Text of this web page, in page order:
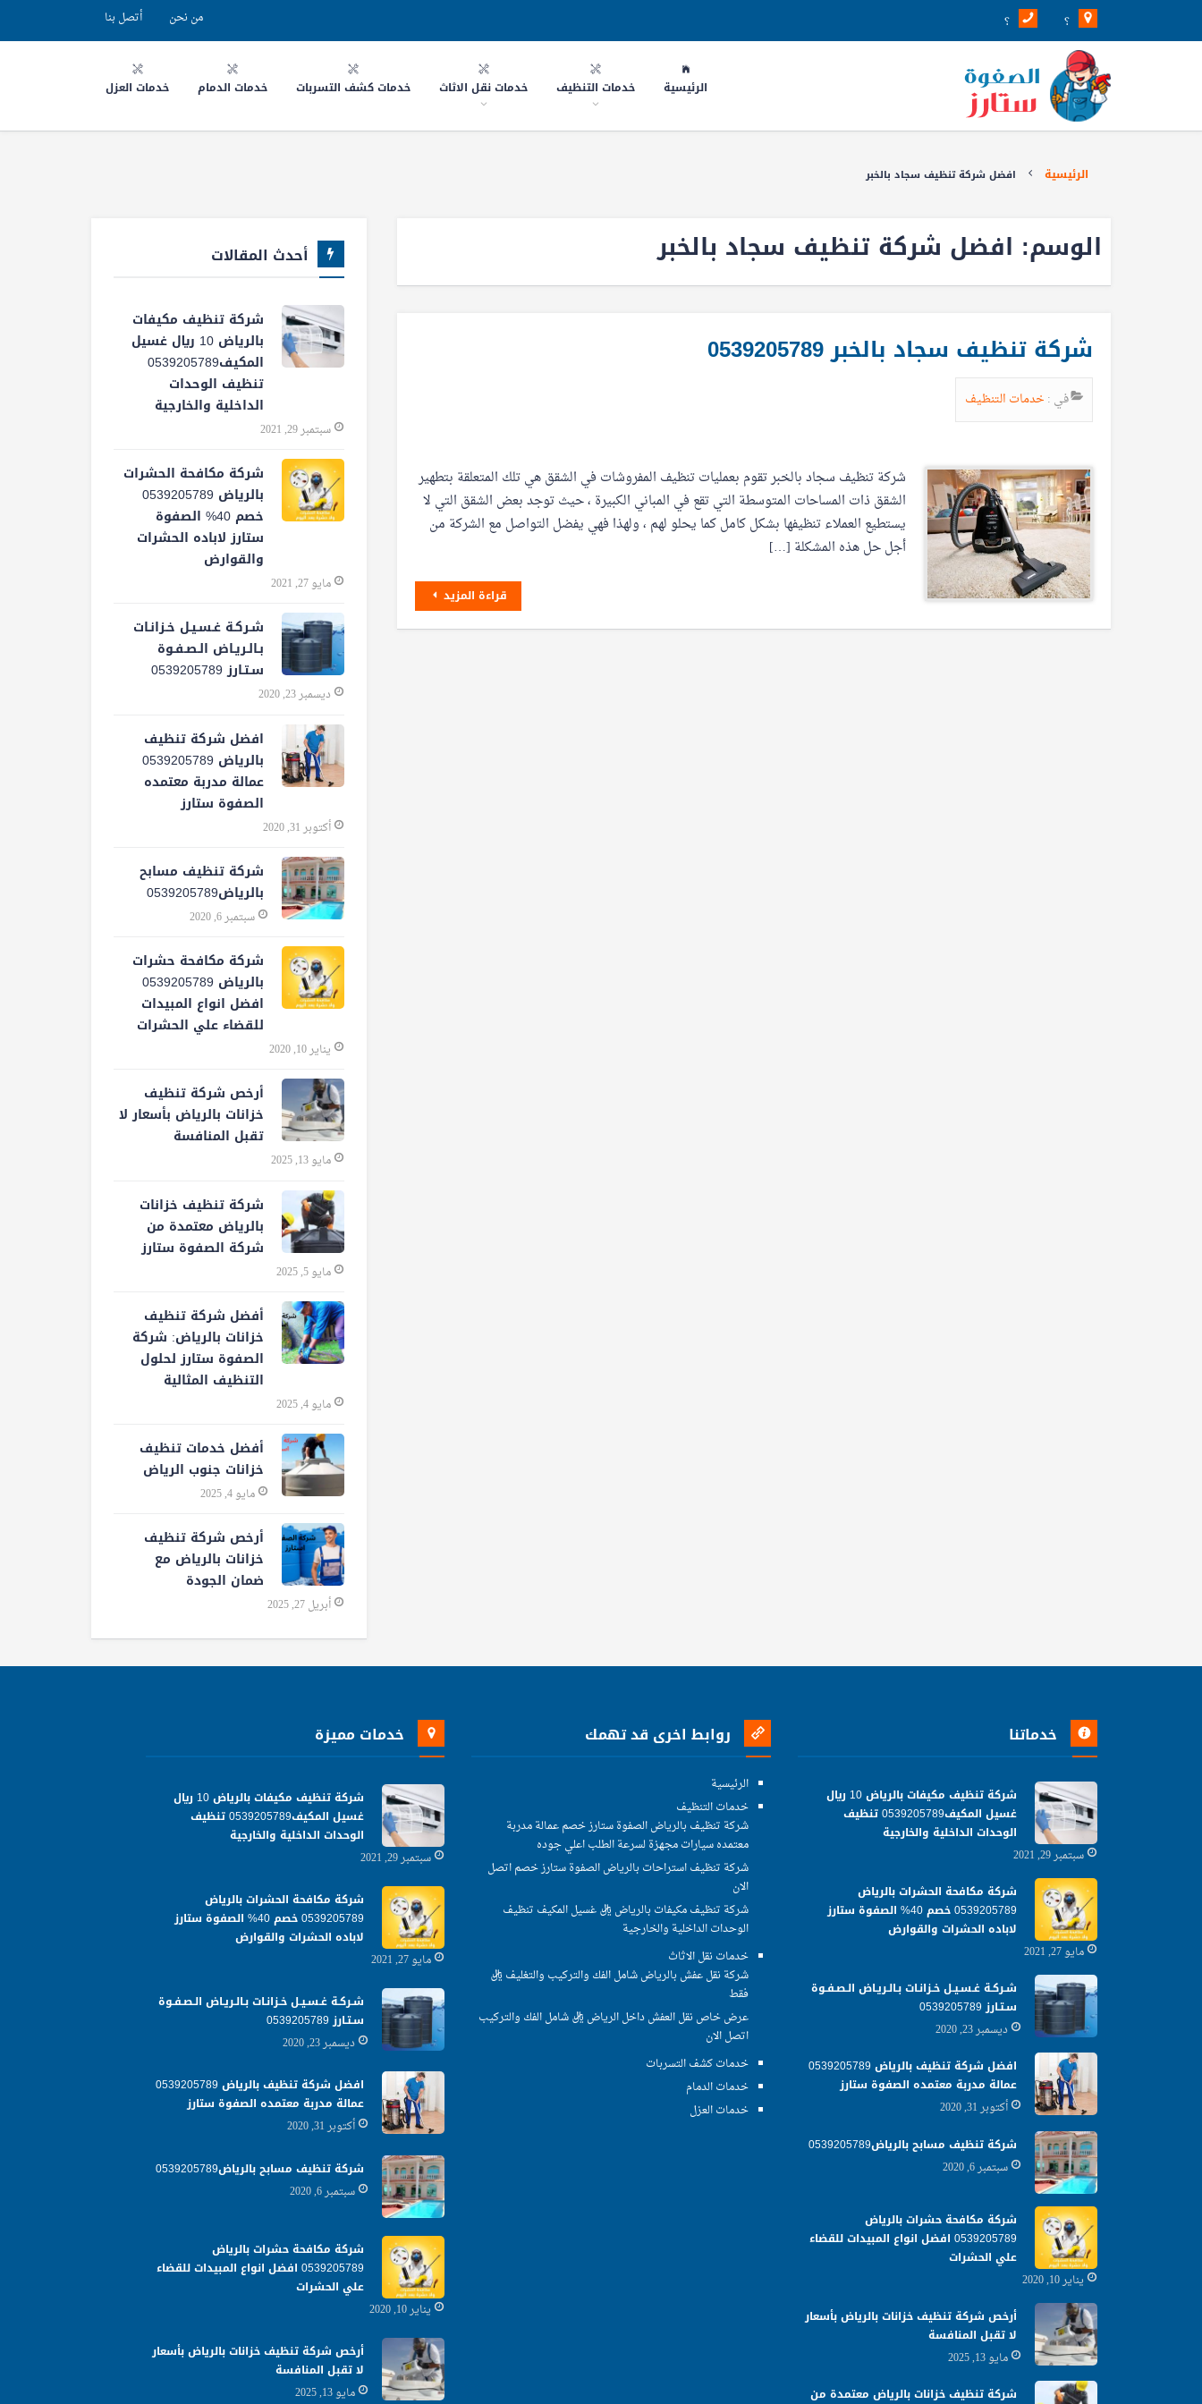
؟ أتصل بنا من نحن
الرئيسية خدمات التنظيف خدمات نقل الاثاث خدمات كشف التسربات خدمات الدمام خدمات العزل
الرئيسية افضل شركة تنظيف سجاد بالخبر
الوسم: افضل شركة تنظيف سجاد بالخبر
شركة تنظيف سجاد بالخبر 0539205789
في : خدمات التنظيف
شركة تنظيف سجاد بالخبر تقوم بعمليات تنظيف المفروشات في الشقق هي تلك المتعلقة بتطهير
الشقق ذات المساحات المتوسطة التي تقع في المباني الكبيرة ، حيث توجد بعض الشقق التي لا
يستطيع العملاء تنظيفها بشكل كامل كما يحلو لهم ، ولهذا فهي يفضل التواصل مع الشركة من
أجل حل هذه المشكلة […]
قراءة المزيد
أحدث المقالات
شركة تنظيف مكيفات
بالرياض 10 ريال غسيل
المكيف0539205789
تنظيف الوحدات
الداخلية والخارجية
سبتمبر 29, 2021
شركة مكافحة الحشرات
بالرياض 0539205789
خصم 40% الصفوة
ستارز لاباده الحشرات
والقوارض
مايو 27, 2021
شـركـة غـسـيـل خـزانـات
بـالـريـاض الـصـفـوة
سـتـارز 0539205789
ديسمبر 23, 2020
افضل شركة تنظيف
بالرياض 0539205789
عمالة مدربة معتمده
الصفوة ستارز
أكتوبر 31, 2020
شركة تنظيف مسابح
بالرياض0539205789
سبتمبر 6, 2020
شركة مكافحة حشرات
بالرياض 0539205789
افضل انواع المبيدات
للقضاء علي الحشرات
يناير 10, 2020
أرخص شركة تنظيف
خزانات بالرياض بأسعار لا
تقبل المنافسة
مايو 13, 2025
شركة تنظيف خزانات
بالرياض معتمدة من
شركة الصفوة ستارز
مايو 5, 2025
أفضل شركة تنظيف
خزانات بالرياض: شركة
الصفوة ستارز لحلول
التنظيف المثالية
مايو 4, 2025
أفضل خدمات تنظيف
خزانات جنوب الرياض
مايو 4, 2025
أرخص شركة تنظيف
خزانات بالرياض مع
ضمان الجودة
أبريل 27, 2025
خدماتنا
شركة تنظيف مكيفات بالرياض 10 ريال
غسيل المكيف0539205789 تنظيف
الوحدات الداخلية والخارجية
سبتمبر 29, 2021
شركة مكافحة الحشرات بالرياض
0539205789 خصم 40% الصفوة ستارز
لاباده الحشرات والقوارض
مايو 27, 2021
شـركـة غـسـيـل خـزانـات بـالـريـاض الـصـفـوة
سـتـارز 0539205789
ديسمبر 23, 2020
افضل شركة تنظيف بالرياض 0539205789
عمالة مدربة معتمده الصفوة ستارز
أكتوبر 31, 2020
شركة تنظيف مسابح بالرياض0539205789
سبتمبر 6, 2020
شركة مكافحة حشرات بالرياض
0539205789 افضل انواع المبيدات للقضاء
علي الحشرات
يناير 10, 2020
أرخص شركة تنظيف خزانات بالرياض بأسعار
لا تقبل المنافسة
مايو 13, 2025
شركة تنظيف خزانات بالرياض معتمدة من
روابط اخرى قد تهمك
الرئيسية
خدمات التنظيف
شركة تنظيف بالرياض الصفوة ستارز خصم عمالة مدربة
معتمده سيارات مجهزة لسرعة الطلب اعلي جوده
شركة تنظيف استراحات بالرياض الصفوة ستارز خصم اتصل
الان
شركة تنظيف مكيفات بالرياض ريال غسيل المكيف تنظيف
الوحدات الداخلية والخارجية
خدمات نقل الاثاث
شركة نقل عفش بالرياض شامل الفك والتركيب والتغليف ريال
فقط
عرض خاص نقل العفش داخل الرياض ريال شامل الفك والتركيب
اتصل الان
خدمات كشف التسربات
خدمات الدمام
خدمات العزل
خدمات مميزة
شركة تنظيف مكيفات بالرياض 10 ريال
غسيل المكيف0539205789 تنظيف
الوحدات الداخلية والخارجية
سبتمبر 29, 2021
شركة مكافحة الحشرات بالرياض
0539205789 خصم 40% الصفوة ستارز
لاباده الحشرات والقوارض
مايو 27, 2021
شـركـة غـسـيـل خـزانـات بـالـريـاض الـصـفـوة
سـتـارز 0539205789
ديسمبر 23, 2020
افضل شركة تنظيف بالرياض 0539205789
عمالة مدربة معتمده الصفوة ستارز
أكتوبر 31, 2020
شركة تنظيف مسابح بالرياض0539205789
سبتمبر 6, 2020
شركة مكافحة حشرات بالرياض
0539205789 افضل انواع المبيدات للقضاء
علي الحشرات
يناير 10, 2020
أرخص شركة تنظيف خزانات بالرياض بأسعار
لا تقبل المنافسة
مايو 13, 2025